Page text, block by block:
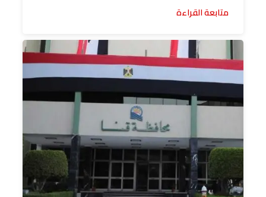
متابعة القراءة